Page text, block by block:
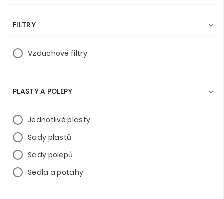
FILTRY 
Vzduchové filtry
PLASTY A POLEPY 
Jednotlivé plasty
Sady plastů
Sady polepů
Sedla a potahy